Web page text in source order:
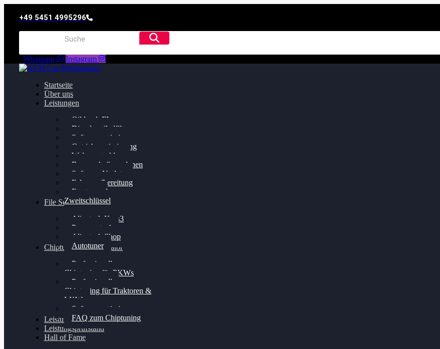
+49 5451 4995296
Whatsapp Instagram
Startseite
Über uns
Leistungen
Oildruck FIx
Dieselpartikelfilter
Softwareoptimierung
Getriebeoptimierung
Walnussstrahlen
Bremsscheiben planen
Software Update
Felgenaufbereitung
Ersatz- und
Zweitschlüssel
File Service
Alientech Kess3
Powergate 4
Alientech Shop
Autotuner
Chiptuning Konfigurator
Professionelles
Chiptuning für PKWs
Professionelles
Chiptuning für Traktoren &
LKW
Softwareoptimierung
FAQ zum Chiptuning
Leistungsmessung
Leistungsprüfstand
Hall of Fame